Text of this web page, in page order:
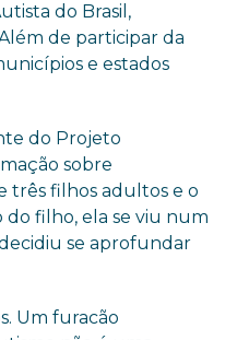
do Brasil,
de participar da
e estados
do Projeto
sobre
três filhos adultos e o
do filho, ela se viu num
se aprofundar
Um furacão